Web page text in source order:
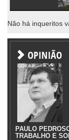
Não há inqueritos
OPINIÃO
PAULO
TRABALHO E